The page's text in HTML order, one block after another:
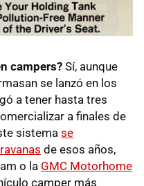
campers? Sí, aunque
se lanzó en los
a tener hasta tres
a finales de
sistema se
de esos años,
o la GMC Motorhome
camper más